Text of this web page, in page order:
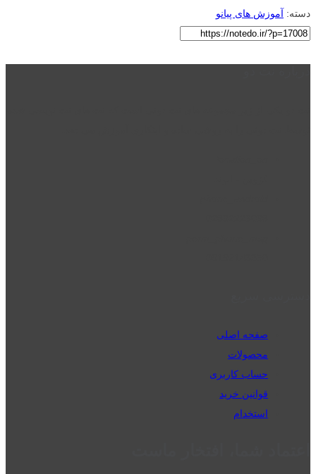
دسته: آموزش های پیانو
صفحه اصلی
محصولات
حساب کاربری
قوانین خرید
استخدام